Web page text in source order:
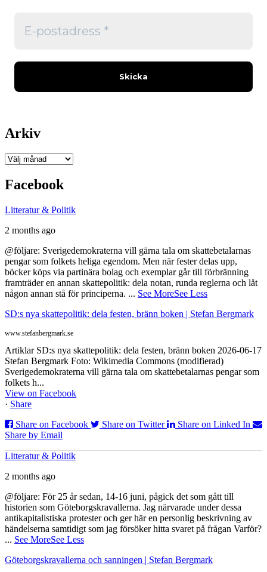
Arkiv
Arkiv
Facebook
Litteratur & Politik
2 months ago
@följare: Sverigedemokraterna vill gärna tala om skattebetalarnas
pengar som folkets heliga egendom. Men när fester delas upp,
böcker köps via partinära bolag och exemplar går till förbränning
framträder en annan skattepolitik: dela notan, runda reglerna och låt
någon annan stå för principerna. ... See MoreSee Less
SD:s nya skattepolitik: dela festen, bränn boken | Stefan Bergmark
www.stefanbergmark.se
Artiklar SD:s nya skattepolitik: dela festen, bränn boken 2026-06-17
Stefan Bergmark Foto: Wikimedia Commons (modifierad)
Sverigedemokraterna vill gärna tala om skattebetalarnas pengar som
folkets h...
View on Facebook
· Share
Share on Facebook
Share on Twitter
Share on Linked In
Share by Email
Litteratur & Politik
2 months ago
@följare: För 25 år sedan, 14-16 juni, pågick det som gått till
historien som Göteborgskravallerna. Jag närvarade under dessa
antikapitalistiska protester och ger här en personlig beskrivning av
händelserna samtidigt som jag försöker hitta svaret på frågan Varför?
... See MoreSee Less
Göteborgskravallerna och sanningen | Stefan Bergmark